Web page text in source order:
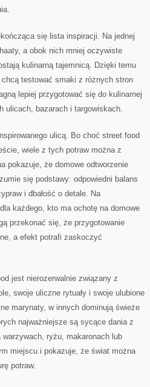
się lista inspiracji. Na jednej
a obok nich mniej oczywiste
kulinarną tajemnicą. Dzięki temu
testować smaki z różnych stron
lepiej przygotować się do kulinarnej
ulicach, bazarach i targowiskach.
ulicą. Bo choć street food
wiele z tych potraw można z
pokazuje, że domowe odtworzenie
się podstawy: odpowiedni balans
i dbałość o detale. Na
każdego, kto ma ochotę na domowe
przekonać się, że przygotowanie
a efekt potrafi zaskoczyć
jest nierozerwalnie związany z
swoje uliczne rytuały i swoje ulubione
marynaty, w innych dominują świeże
najważniejsze są sycące dania z
ryżu, makaronach lub
miejscu i pokazuje, że świat można
potraw.